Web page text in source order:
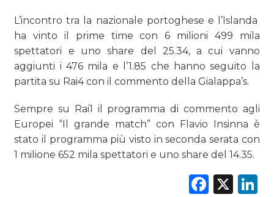
DIGITALE
ESTERNA
TV
L’incontro tra la nazionale portoghese e l’Islanda
ha vinto il prime time con 6 milioni 499 mila
spettatori e uno share del 25.34, a cui vanno
aggiunti i 476 mila e l’1.85 che hanno seguito la
partita su Rai4 con il commento della Gialappa’s.
Sempre su Rai1 il programma di commento agli
Europei “Il grande match” con Flavio Insinna è
stato il programma più visto in seconda serata con
1 milione 652 mila spettatori e uno share del 14.35.
X